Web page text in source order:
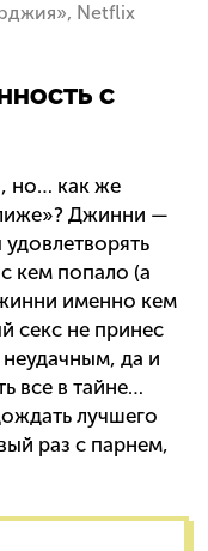
Netflix
с
но… как же
Джинни —
кем попало (а
именно кем
секс не принес
да и
все в тайне…
лучшего
раз с парнем,